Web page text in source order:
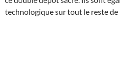
technologique sur tout le reste de